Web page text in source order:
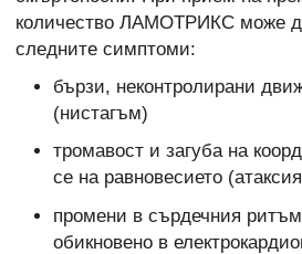
количество ЛАМОТРИКС може
следните симптоми:
бързи, неконтролирани
(нистагъм)
тромавост и загуба на
се на равновесието
промени в сърдечния
обикновено в